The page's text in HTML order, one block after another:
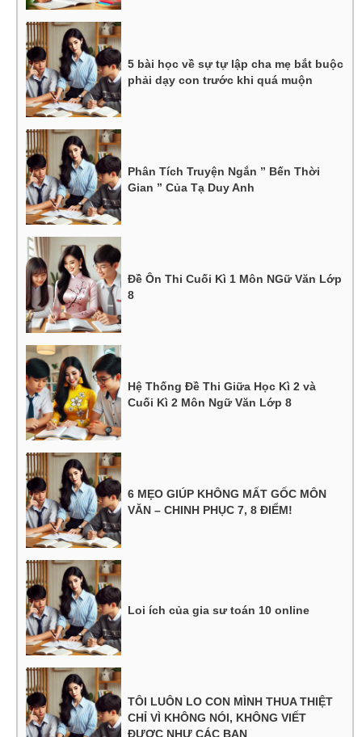
5 bài học về sự tự lập cha mẹ bắt buộc
phải dạy con trước khi quá muộn
Phân Tích Truyện Ngắn ” Bến Thời
Gian ” Của Tạ Duy Anh
Đề Ôn Thi Cuối Kì 1 Môn NGữ Văn Lớp
8
Hệ Thống Đề Thi Giữa Học Kì 2 và
Cuối Kì 2 Môn Ngữ Văn Lớp 8
6 MẸO GIÚP KHÔNG MẤT GỐC MÔN
VĂN – CHINH PHỤC 7, 8 ĐIỂM!
Loi ích của gia sư toán 10 online
TÔI LUÔN LO CON MÌNH THUA THIỆT
CHỈ VÌ KHÔNG NÓI, KHÔNG VIẾT
ĐƯỢC NHƯ CÁC BẠN